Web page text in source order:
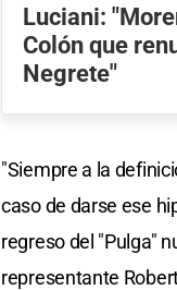
Luciani:
Colón que
Negrete"
"Siempre a la
caso de darse ese
regreso del "Pulga"
representante